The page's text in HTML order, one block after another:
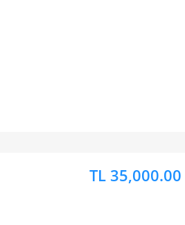
TL 35,000.00